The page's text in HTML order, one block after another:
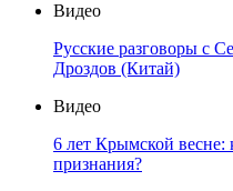
Видео
Русские разговоры с
Дроздов (Китай)
Видео
6 лет Крымской весне:
признания?